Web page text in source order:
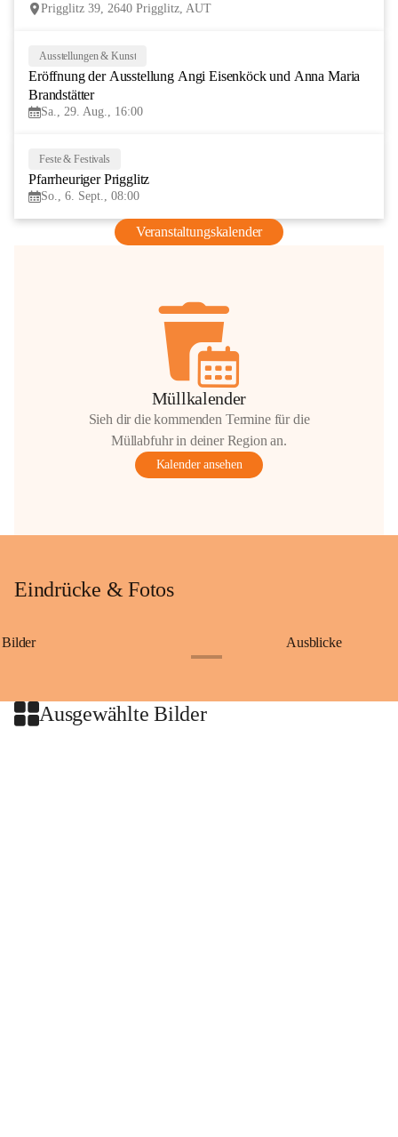
Prigglitz 39, 2640 Prigglitz, AUT
AUG
Ausstellungen & Kunst
Eröffnung der Ausstellung Angi Eisenköck und Anna Maria
Brandstätter
Sa., 29. Aug., 16:00
Feste & Festivals
Pfarrheuriger Prigglitz
So., 6. Sept., 08:00
Veranstaltungskalender
Müllkalender
Sieh dir die kommenden Termine für die
Müllabfuhr in deiner Region an.
Kalender ansehen
Eindrücke & Fotos
Bilder Ausblicke
Ausgewählte Bilder